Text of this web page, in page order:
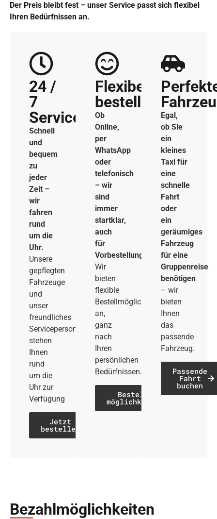
Der Preis bleibt fest – unser Service passt sich flexibel
Ihren Bedürfnissen an.
24 /
7
Service
Schnell
und
bequem
zu
jeder
Zeit –
wir
fahren
rund
um die
Uhr.
Unsere
gepflegten
Fahrzeuge
und
unser
freundliches
Servicepersonal
stehen
Ihnen
rund
um die
Uhr zur
Verfügung
Jetzt
bestellen
Flexibel
bestellen
Ob
Online,
per
WhatsApp
oder
telefonisch
– wir
sind
immer
startklar,
auch
für
Vorbestellungen.
Wir
bieten
flexible
Bestellmöglichkeiten
an,
ganz
nach
Ihren
persönlichen
Bedürfnissen.
Bestell­
möglichkeiten
Egal,
ob Sie
ein
kleines
Taxi für
eine
schnelle
Fahrt
oder
ein
geräumiges
Fahrzeug
für eine
Gruppenreise
benötigen
– wir
bieten
Ihnen
das
passende
Fahrzeug.
Passende
Fahrt
buchen
Bezahl­möglich­keiten